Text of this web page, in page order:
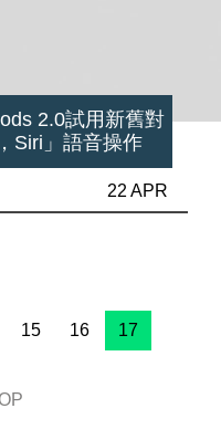
2.0試用新舊對
Siri」語音操作
22 APR
15 16 17